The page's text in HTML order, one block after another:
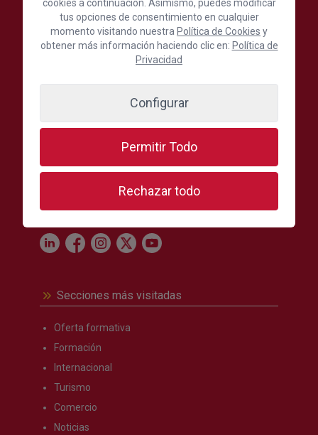
Cámara Oficial de Comercio, Industria,
Servicios y Navegación de Gran Canaria
Gran Canaria, España
Escríbenos aquí
Secciones más visitadas
Oferta formativa
Formación
Internacional
Turismo
Comercio
Noticias
cookies a continuación. Asimismo, puedes modificar
tus opciones de consentimiento en cualquier
momento visitando nuestra Política de Cookies y
obtener más información haciendo clic en: Política de
Privacidad
Configurar
Permitir Todo
Rechazar todo